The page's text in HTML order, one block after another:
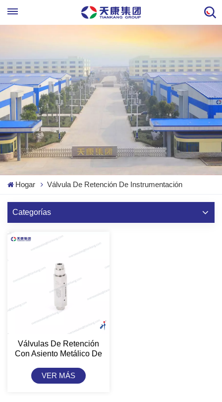
Hogar Válvula De Retención De Instrumentación
Categorías
Válvulas De Retención
Con Asiento Metálico De
TianKang HongJi
VER MÁS